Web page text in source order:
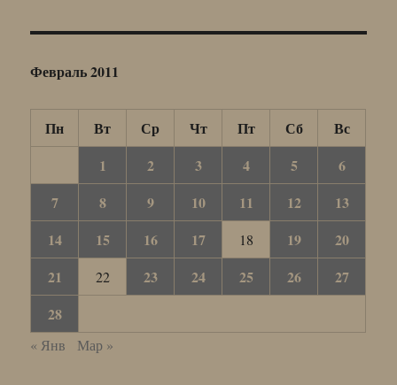
Февраль 2011
Пн Вт Ср Чт Пт Сб
Вс
1
2 3 4 5
6
7
8 9 10 11 12
13
14
15 16 17 18 19
20
21
22 23 24 25 26
27
28
« Янв Мар »